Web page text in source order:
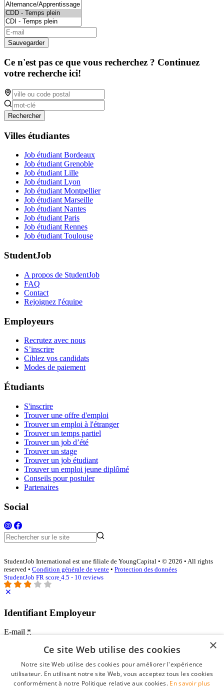
Sauvegarder
Ce n'est pas ce que vous recherchez ? Continuez
votre recherche ici!
Rechercher
Villes étudiantes
Job étudiant Bordeaux
Job étudiant Grenoble
Job étudiant Lille
Job étudiant Lyon
Job étudiant Montpellier
Job étudiant Marseille
Job étudiant Nantes
Job étudiant Paris
Job étudiant Rennes
Job étudiant Toulouse
StudentJob
A propos de StudentJob
FAQ
Contact
Rejoignez l'équipe
Employeurs
Recrutez avec nous
S’inscrire
Ciblez vos candidats
Modes de paiement
Étudiants
S'inscrire
Trouver une offre d'emploi
Trouver un emploi à l'étranger
Trouver un temps partiel
Trouver un job d’été
Trouver un stage
Trouver un job étudiant
Trouver un emploi jeune diplômé
Conseils pour postuler
Partenaires
Social
StudentJob International est une filiale de YoungCapital • © 2026 • All rights
reserved • Condition générale de vente • Protection des données
StudentJob FR score 4.5 - 10 reviews
Identifiant Employeur
E-mail *
Mot de passe
se souvenir de moi
mot de passe oublié?
×
Ce site Web utilise des cookies
Notre site Web utilise des cookies pour améliorer l'expérience
utilisateur. En utilisant notre site Web, vous acceptez tous les cookies
conformément à notre Politique relative aux cookies. En savoir plus